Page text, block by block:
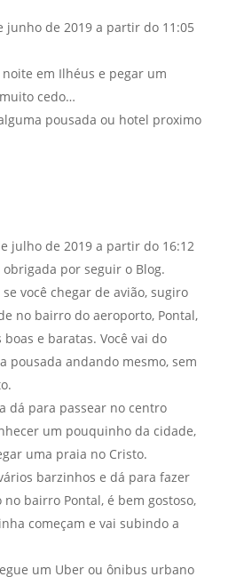
junho de 2019 a partir do 11:05
em Ilhéus e pegar um
cedo…
pousada ou hotel proximo
julho de 2019 a partir do 16:12
obrigada por seguir o Blog.
você chegar de avião, sugiro
no bairro do aeroporto, Pontal,
e baratas. Você vai do
pousada andando mesmo, sem
dá para passear no centro
um pouquinho da cidade,
uma praia no Cristo.
barzinhos e dá para fazer
bairro Pontal, é bem gostoso,
começam e vai subindo a
um Uber ou ônibus urbano